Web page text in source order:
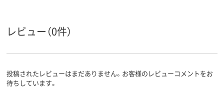
レビュー（0件）
投稿されたレビューはまだありません。お客様のレビューコメントをお
待ちしています。